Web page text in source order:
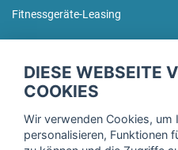
Fitnessgeräte-Leasing
Trage dich hier für unseren
DIESE WEBSEITE
COOKIES
Wir verwenden Cookies, um
personalisieren, Funktionen